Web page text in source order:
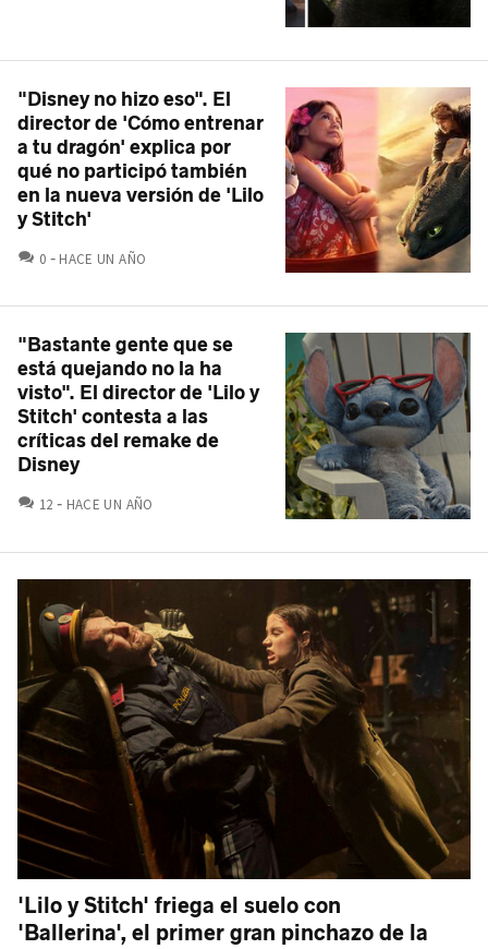
"Disney no hizo eso". El
director de 'Cómo entrenar
a tu dragón' explica por
qué no participó también
en la nueva versión de 'Lilo
y Stitch'
0 COMENTARIOS
HACE UN AÑO
"Bastante gente que se
está quejando no la ha
visto". El director de 'Lilo y
Stitch' contesta a las
críticas del remake de
Disney
12 COMENTARIOS
HACE UN AÑO
'Lilo y Stitch' friega el suelo con
'Ballerina', el primer gran pinchazo de la